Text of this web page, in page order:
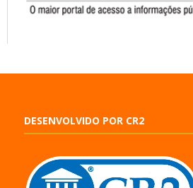
DESENVOLVIDO POR CR2